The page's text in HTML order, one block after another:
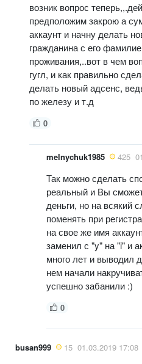
возник вопрос
предположим закрою а
аккаунт и начну делать
гражданина с его
проживания,..вот в чем
гугл, и как правильно
делать новый адсенс,
по железу и т.д
0
melnychuk1985 425
Так можно сделать
реальный и Вы
деньги, но на всякий
поменять при
на свое же имя
заменил с "y" на "i" и
много лет и выводил
нем начали
успешно забанили :)
0
busan999 15 01.03.2019 17:08